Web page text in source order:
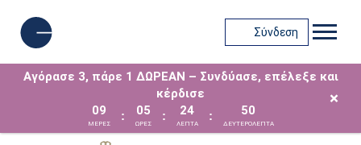
Σύνδεση
Αγόρασε 3, πάρε 1 ΔΩΡΕΑΝ – Συνδύασε, επέλεξε και
κέρδισε
09
ΜΈΡΕΣ
: 05
ΩΡΕΣ
: 24
ΛΕΠΤΑ
: 49
ΔΕΥΤΕΡΟΛΕΠΤΑ
×